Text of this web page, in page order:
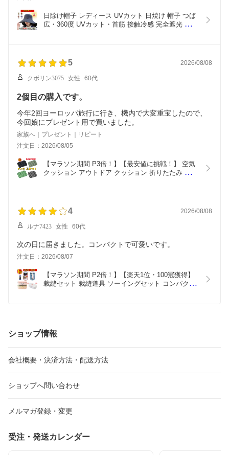
日除け帽子 レディース UVカット 日焼け 帽子 つば
広・360度 UVカット・首筋 接触冷感 完全遮光 日焼
5 2026/08/08
クボリン3075 女性 60代
2個目の購入です。
今年2回ヨーロッパ旅行に行き、機内で大変重宝したので、
今回娘にプレゼント用で買いました。
家族へ｜プレゼント｜リピート
注文日：2026/08/05
【マラソン期間 P3倍！】【最安値に挑戦！】 空気
クッション アウトドア クッション 折りたたみ エア
4 2026/08/08
ルナ7423 女性 60代
次の日に届きました。コンパクトで可愛いです。
注文日：2026/08/07
【マラソン期間 P2倍！】【楽天1位・100冠獲得】
裁縫セット 裁縫道具 ソーイングセット コンパクト
ショップ情報
会社概要・決済方法・配送方法
ショップへ問い合わせ
メルマガ登録・変更
受注・発送カレンダー